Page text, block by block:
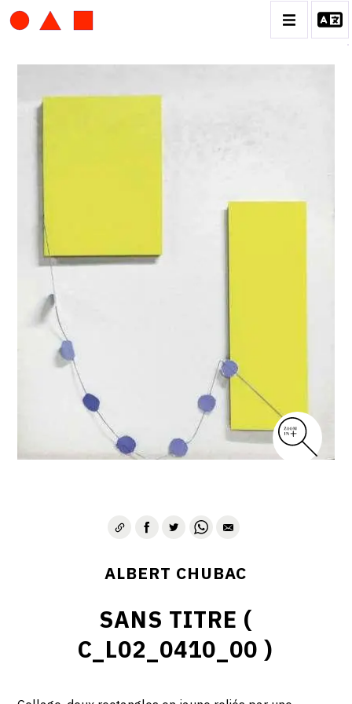
ALBERT CHUBAC
CATALOGUE DES OEUVRES
ALBERT CHUBAC
SANS TITRE (
C_L02_0410_00 )